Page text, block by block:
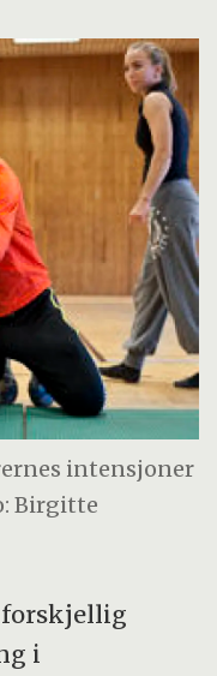
intensjoner
Birgitte
forskjellig
i